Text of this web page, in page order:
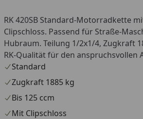
RK 420SB Standard-Motorradkette
Clipschloss. Passend für Straße-
Hubraum. Teilung 1/2x1/4, Zugkraft
RK-Qualität für den anspruchsvollen
Standard
Zugkraft 1885 kg
Bis 125 ccm
Mit Clipschloss